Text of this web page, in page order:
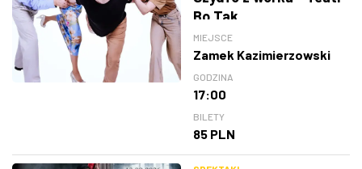
Bo Tak
MIEJSCE
Zamek Kazimierzowski
GODZINA
17:00
BILETY
85 PLN